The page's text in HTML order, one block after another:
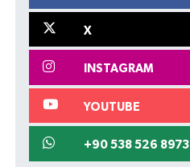
X
INSTAGRAM
YOUTUBE
+90 538 526 8973